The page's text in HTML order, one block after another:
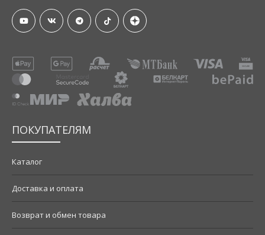
ПОКУПАТЕЛЯМ
Каталог
Доставка и оплата
Возврат и обмен товара